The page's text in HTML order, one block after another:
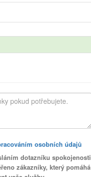
osobních údajů
dotazníku spokojenosti
zákazníky, který pomáhá